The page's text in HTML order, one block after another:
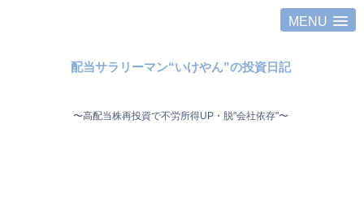
MENU
配当サラリーマン“いけやん”の投資日記 ​
〜高配当株再投資で不労所得UP・脱"会社依存"〜 ​